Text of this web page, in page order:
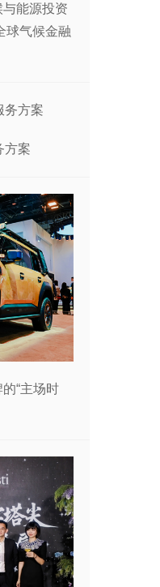
能源投资
球气候金融
方案
“主场时